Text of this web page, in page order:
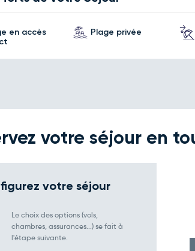
en accès
Plage privée
votre séjour en
votre séjour
Le choix des options (vols,
chambres, assurances...) se fait à
l'étape suivante.